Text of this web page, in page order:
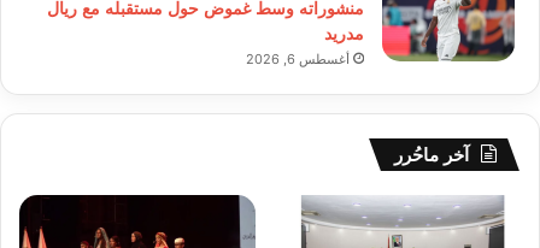
منشوراته وسط غموض حول مستقبله مع ريال
مدريد
أغسطس 6, 2026
آخر ماحُرر